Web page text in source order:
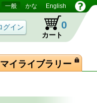
一般 かな English
カート
0
マイライブラリー